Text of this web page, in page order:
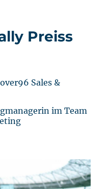
Preiss
Sales &
im Team